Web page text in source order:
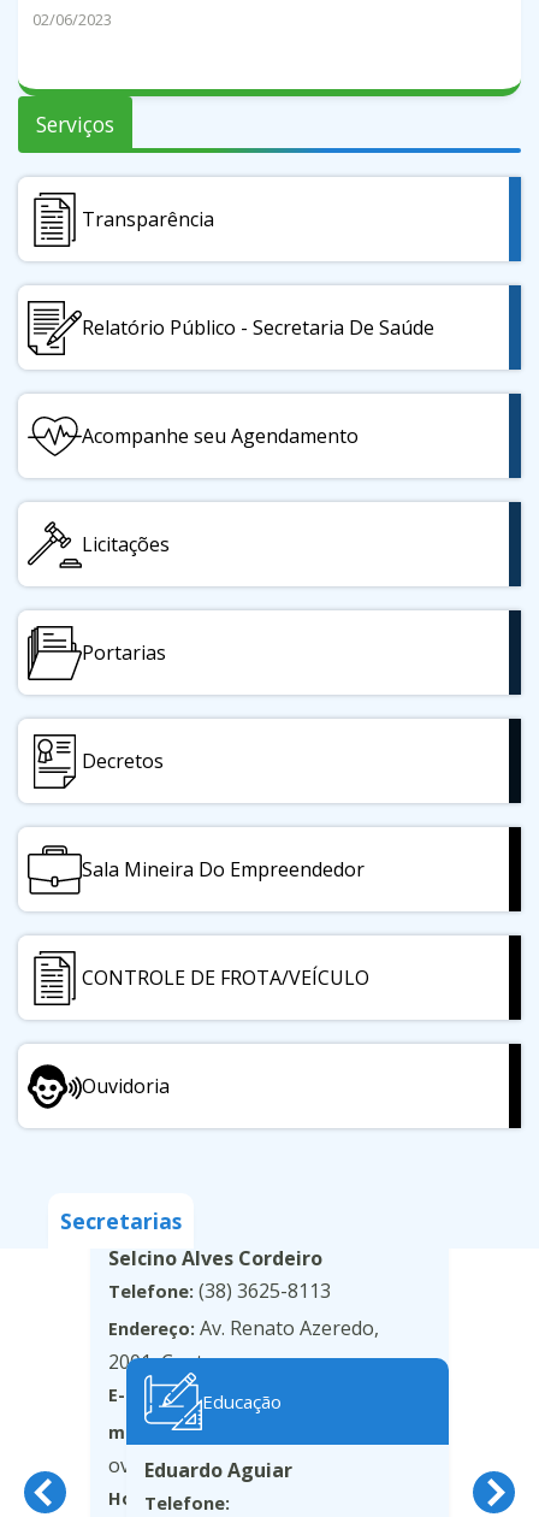
02/06/2023
Serviços
Transparência
Relatório Público - Secretaria De Saúde
Acompanhe seu Agendamento
Licitações
Portarias
Decretos
Sala Mineira Do Empreendedor
CONTROLE DE FROTA/VEÍCULO
Ouvidoria
Secretarias
Selcino Alves Cordeiro
Telefone: (38) 3625-8113
Endereço: Av. Renato Azeredo,
2001, Centro
E-
mail: agricultura@verdelandia.mg.g
ov.br
Horário de funcionamento:
Educação
Eduardo Aguiar
Telefone: